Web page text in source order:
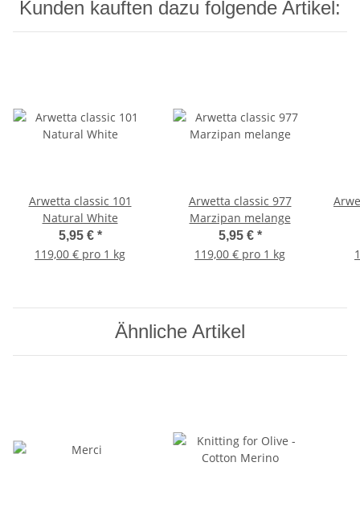
Kunden kauften dazu folgende Artikel:
Arwetta classic 101
Natural White
5,95 € *
119,00 € pro 1 kg
Arwetta classic 977
Marzipan melange
5,95 € *
119,00 € pro 1 kg
Ähnliche Artikel